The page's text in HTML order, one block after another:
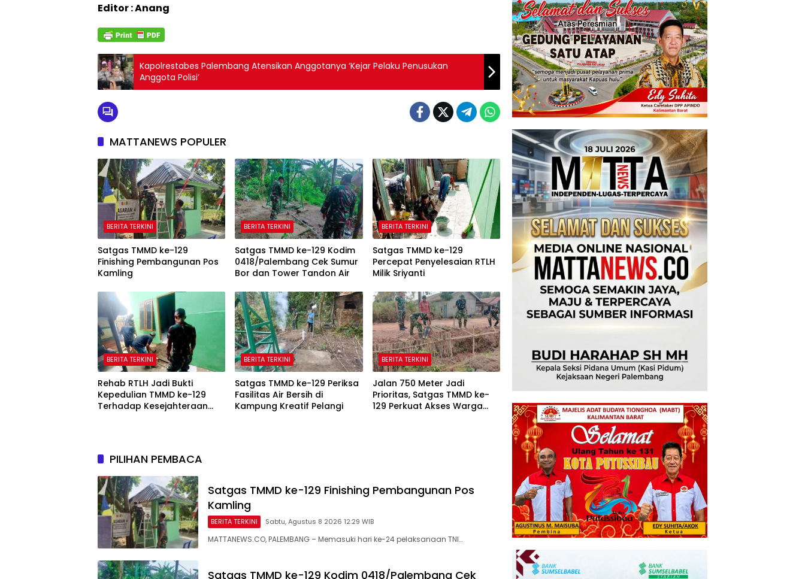
Editor : Anang
Kapolrestabes Palembang Atensikan Anggotanya ‘Kejar Pelaku Penusukan
Anggota Polisi’
MATTANEWS POPULER
BERITA TERKINI
Satgas TMMD ke-129
Finishing Pembangunan Pos
Kamling
BERITA TERKINI
Satgas TMMD ke-129 Kodim
0418/Palembang Cek Sumur
Bor dan Tower Tandon Air
BERITA TERKINI
Satgas TMMD ke-129
Percepat Penyelesaian RTLH
Milik Sriyanti
BERITA TERKINI
Rehab RTLH Jadi Bukti
Kepedulian TMMD ke-129
Terhadap Kesejahteraan
BERITA TERKINI
Satgas TMMD ke-129 Periksa
Fasilitas Air Bersih di
Kampung Kreatif Pelangi
BERITA TERKINI
Jalan 750 Meter Jadi
Prioritas, Satgas TMMD ke-
129 Perkuat Akses Warga
PILIHAN PEMBACA
Satgas TMMD ke-129 Finishing Pembangunan Pos
Kamling
BERITA TERKINI Sabtu, Agustus 8 2026 12:29 WIB
MATTANEWS.CO, PALEMBANG – Memasuki hari ke-24 pelaksanaan TNI…
Satgas TMMD ke-129 Kodim 0418/Palembang Cek